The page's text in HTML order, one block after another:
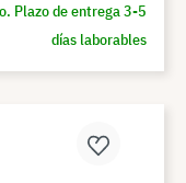
Plazo de entrega 3-5
días laborables